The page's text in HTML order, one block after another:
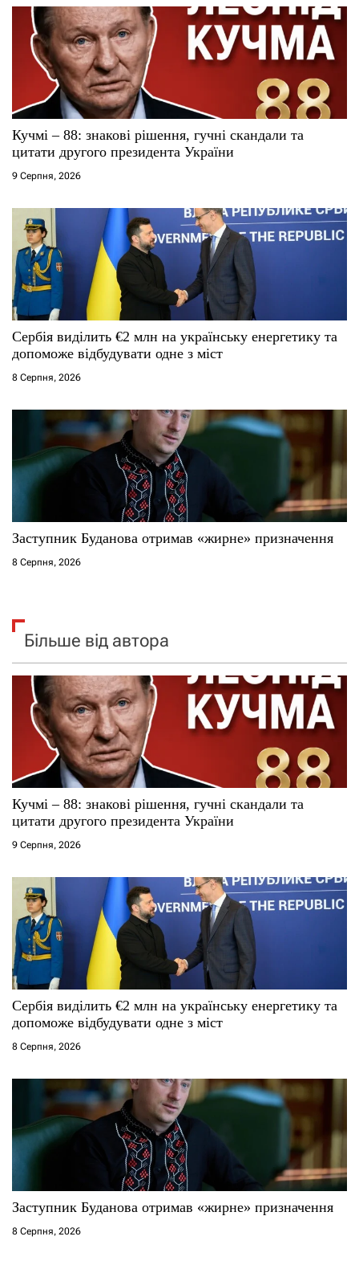
и
с
і
в
Кучмі – 88: знакові рішення, гучні скандали та
цитати другого президента України
9 Серпня, 2026
Сербія виділить €2 млн на українську енергетику та
допоможе відбудувати одне з міст
8 Серпня, 2026
Заступник Буданова отримав «жирне» призначення
8 Серпня, 2026
Більше від автора
Кучмі – 88: знакові рішення, гучні скандали та
цитати другого президента України
9 Серпня, 2026
Сербія виділить €2 млн на українську енергетику та
допоможе відбудувати одне з міст
8 Серпня, 2026
Заступник Буданова отримав «жирне» призначення
8 Серпня, 2026